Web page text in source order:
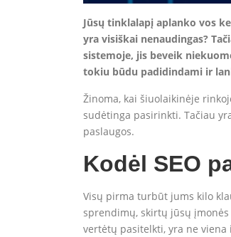
Jūsų tinklalapį aplanko vos
yra visiškai nenaudingas?
sistemoje, jis beveik
tokiu būdu padidindami ir
Žinoma, kai šiuolaikinėje
sudėtinga pasirinkti. Tačiau
paslaugos.
Kodėl SEO
Visų pirma turbūt jums kilo
sprendimų, skirtų jūsų
vertėtų pasitelkti, yra ne viena